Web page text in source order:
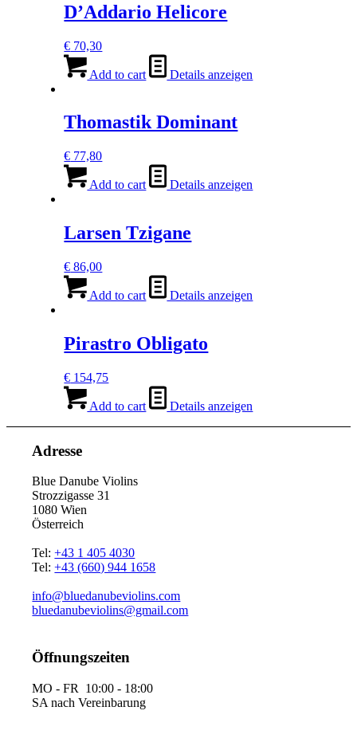
D’Addario Helicore
€ 70,30
Add to cart Details anzeigen
Thomastik Dominant
€ 77,80
Add to cart Details anzeigen
Larsen Tzigane
€ 86,00
Add to cart Details anzeigen
Pirastro Obligato
€ 154,75
Add to cart Details anzeigen
Adresse
Blue Danube Violins
Strozzigasse 31
1080 Wien
Österreich
Tel:+43 1 405 4030
Tel:+43 (660) 944 1658
info@bluedanubeviolins.com
bluedanubeviolins@gmail.com
Öffnungszeiten
MO - FR 10:00 - 18:00
SA nach Vereinbarung